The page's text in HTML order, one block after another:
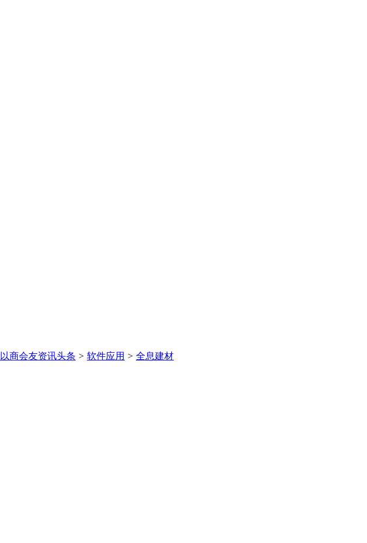
以商会友资讯头条 > 软件应用 > 全息建材